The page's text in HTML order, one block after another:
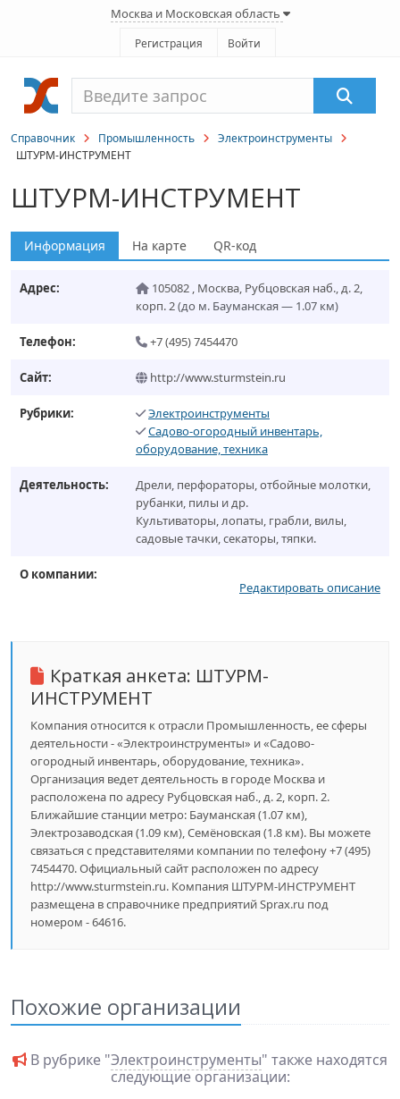
Москва и Московская область
Регистрация Войти
Справочник Промышленность
Электроинструменты
ШТУРМ-ИНСТРУМЕНТ
ШТУРМ-ИНСТРУМЕНТ
Информация На карте QR-код
Адрес: 105082 , Москва, Рубцовская наб., д. 2,
корп. 2(до м. Бауманская — 1.07 км)
Телефон: +7 (495) 7454470
Сайт: http://www.sturmstein.ru
Рубрики:
Электроинструменты
Садово-огородный инвентарь,
оборудование, техника
Деятельность:
Дрели, перфораторы, отбойные молотки,
рубанки, пилы и др.
Культиваторы, лопаты, грабли, вилы,
садовые тачки, секаторы, тяпки.
О компании:
Редактировать описание
Краткая анкета: ШТУРМ-
ИНСТРУМЕНТ
Компания относится к отрасли Промышленность, ее сферы
деятельности - «Электроинструменты» и «Садово-
огородный инвентарь, оборудование, техника».
Организация ведет деятельность в городе Москва и
расположена по адресу Рубцовская наб., д. 2, корп. 2.
Ближайшие станции метро: Бауманская (1.07 км),
Электрозаводская (1.09 км), Семёновская (1.8 км). Вы можете
связаться с представителями компании по телефону +7 (495)
7454470. Официальный сайт расположен по адресу
http://www.sturmstein.ru. Компания ШТУРМ-ИНСТРУМЕНТ
размещена в справочнике предприятий Sprax.ru под
номером - 64616.
Похожие организации
В рубрике "Электроинструменты" также находятся
следующие организации: